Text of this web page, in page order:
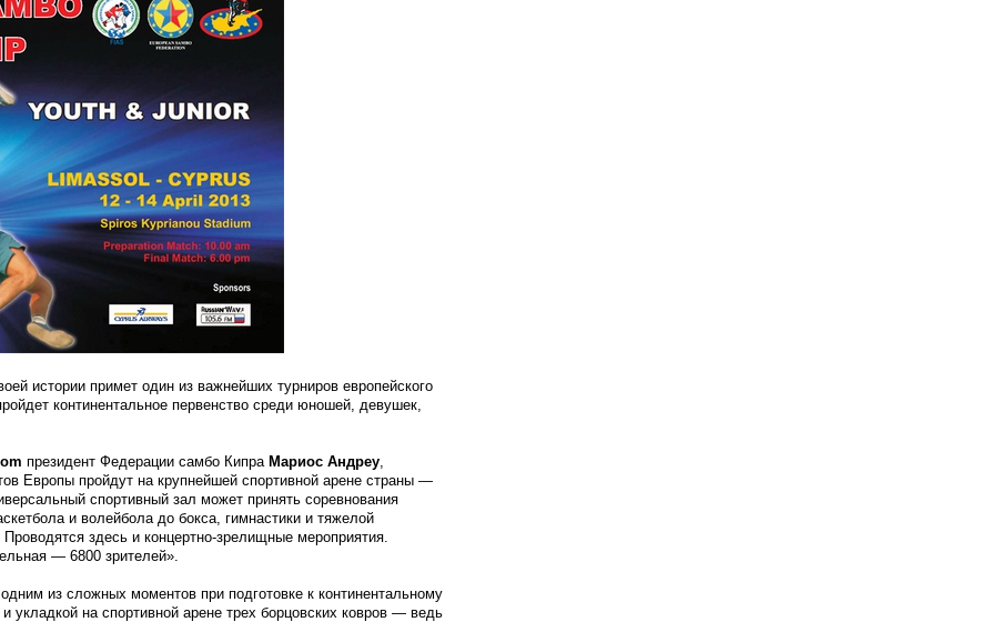
истории примет один из важнейших турниров европейского
континентальное первенство среди юношей, девушек,
президент Федерации самбо Кипра Мариос Андреу,
Европы пройдут на крупнейшей спортивной арене страны —
спортивный зал может принять соревнования
и волейбола до бокса, гимнастики и тяжелой
здесь и концертно-зрелищные мероприятия.
— 6800 зрителей».
из сложных моментов при подготовке к континентальному
укладкой на спортивной арене трех борцовских ковров — ведь